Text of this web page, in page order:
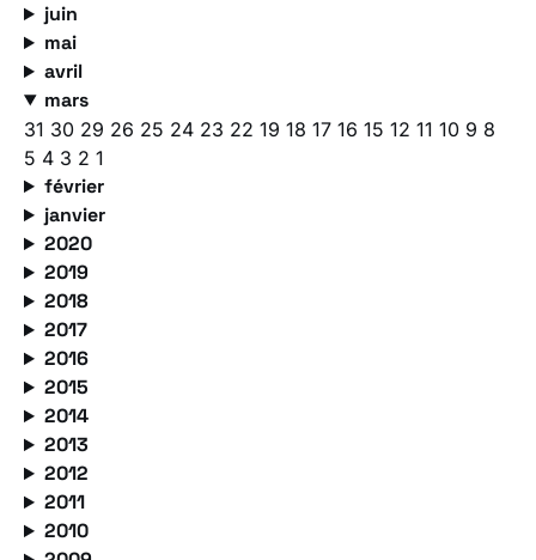
juin
mai
avril
mars
31 30 29 26 25 24 23 22 19 18 17 16 15 12 11 10 9 8
5 4 3 2 1
février
janvier
2020
2019
2018
2017
2016
2015
2014
2013
2012
2011
2010